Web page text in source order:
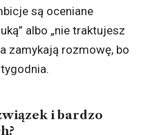
są oceniane
albo „nie traktujesz
zamykają rozmowę, bo
i bardzo